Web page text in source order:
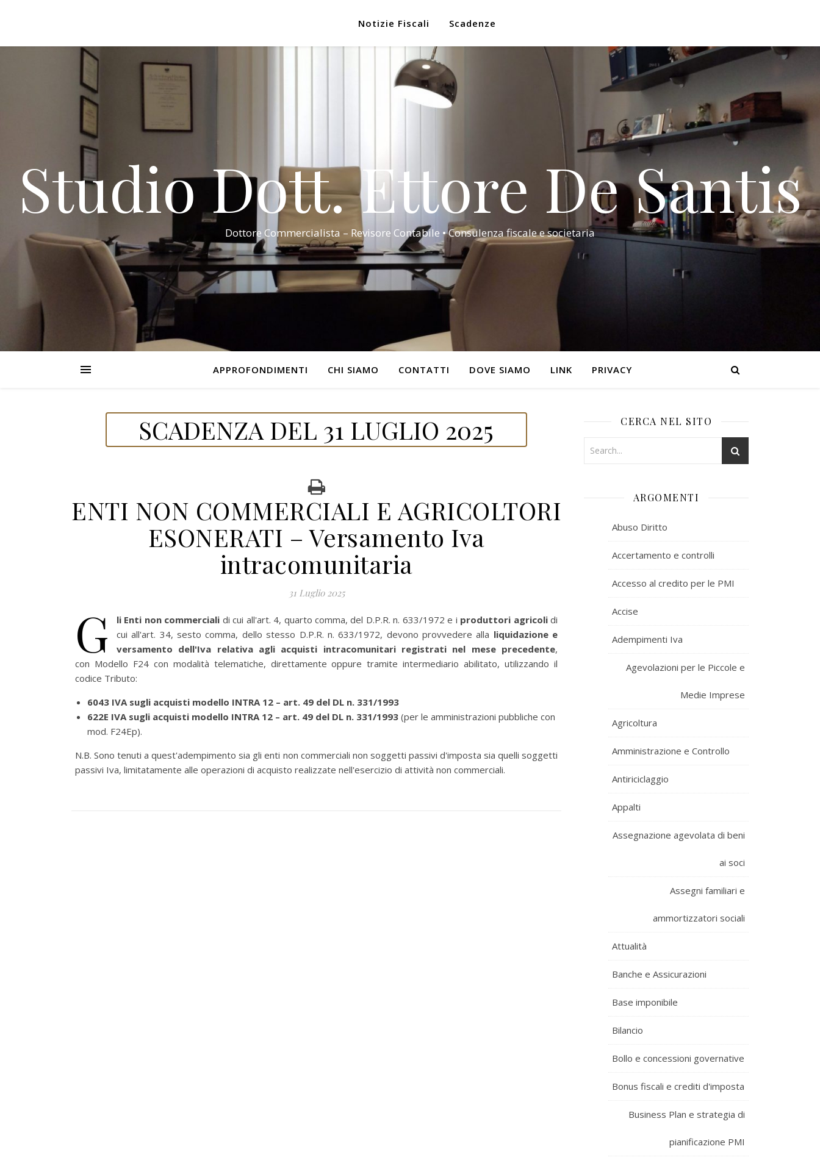
Notizie Fiscali Scadenze
Studio Dott. Ettore De Santis
Dottore Commercialista – Revisore Contabile • Consulenza fiscale e societaria
APPROFONDIMENTI CHI SIAMO CONTATTI DOVE SIAMO LINK PRIVACY
SCADENZA DEL 31 LUGLIO 2025
ENTI NON COMMERCIALI E AGRICOLTORI
ESONERATI – Versamento Iva
intracomunitaria
31 Luglio 2025
G li Enti non commerciali di cui all'art. 4, quarto comma, del D.P.R. n. 633/1972 e i produttori agricolidi
cui all'art. 34, sesto comma, dello stesso D.P.R. n. 633/1972, devono provvedere alla liquidazione e
versamento dell'Iva relativa agli acquisti intracomunitari registrati nel mese precedente,
con Modello F24 con modalità telematiche, direttamente oppure tramite intermediario abilitato, utilizzando il
codice Tributo:
6043 IVA sugli acquisti modello INTRA 12 – art. 49 del DL n. 331/1993
622E IVA sugli acquisti modello INTRA 12 – art. 49 del DL n. 331/1993 (per le amministrazioni pubbliche con
mod. F24Ep).
N.B. Sono tenuti a quest'adempimento sia gli enti non commerciali non soggetti passivi d'imposta sia quelli soggetti
passivi Iva, limitatamente alle operazioni di acquisto realizzate nell'esercizio di attività non commerciali.
CERCA NEL SITO
ARGOMENTI
Abuso Diritto
Accertamento e controlli
Accesso al credito per le PMI
Accise
Adempimenti Iva
Agevolazioni per le Piccole e
Medie Imprese
Agricoltura
Amministrazione e Controllo
Antiriciclaggio
Appalti
Assegnazione agevolata di beni
ai soci
Assegni familiari e
ammortizzatori sociali
Attualità
Banche e Assicurazioni
Base imponibile
Bilancio
Bollo e concessioni governative
Bonus fiscali e crediti d'imposta
Business Plan e strategia di
pianificazione PMI